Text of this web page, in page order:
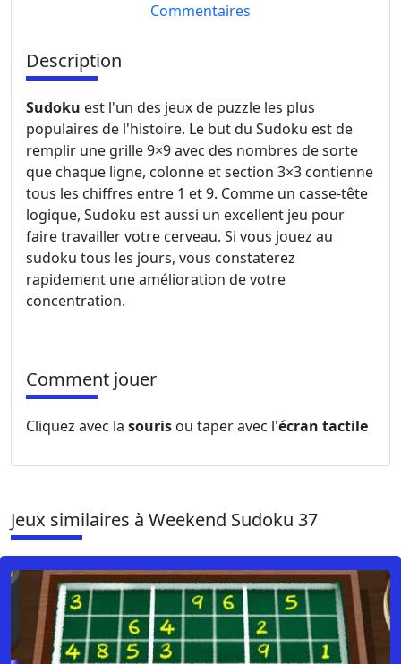
Commentaires
Description
Sudoku est l'un des jeux de puzzle les plus
populaires de l'histoire. Le but du Sudoku est de
remplir une grille 9×9 avec des nombres de sorte
que chaque ligne, colonne et section 3×3 contienne
tous les chiffres entre 1 et 9. Comme un casse-tête
logique, Sudoku est aussi un excellent jeu pour
faire travailler votre cerveau. Si vous jouez au
sudoku tous les jours, vous constaterez
rapidement une amélioration de votre
concentration.
Comment jouer
Cliquez avec la souris ou taper avec l'écran tactile
Jeux similaires à Weekend Sudoku 37